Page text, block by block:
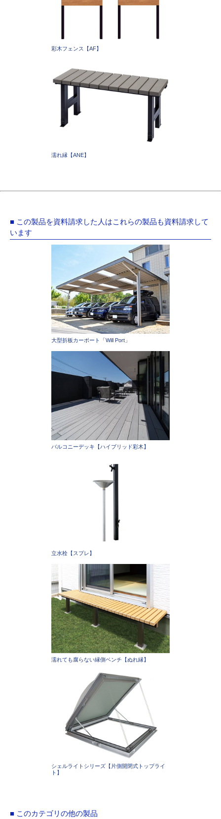
彩木フェンス【AF】
濡れ縁【ANE】
■ この製品を資料請求した人はこれらの製品も資料請求して
います
大型折板カーポート「Will Port」
バルコニーデッキ【ハイブリッド彩木】
立水栓【スプレ】
濡れても腐らない縁側ベンチ【ぬれ縁】
シェルライトシリーズ【片側開閉式トップライ
ト】
■ このカテゴリの他の製品